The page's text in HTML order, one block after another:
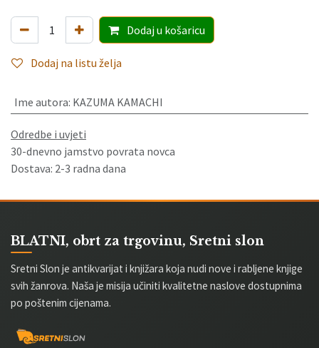
Dodaju košaricu
Dodaj na listu želja
Ime autora: KAZUMA KAMACHI
Odredbe i uvjeti
30-dnevno jamstvo povrata novca
Dostava: 2-3 radna dana
BLATNI, obrt za trgovinu, Sretni slon
Sretni Slon je antikvarijat i knjižara koja nudi nove i rabljene knjige
svih žanrova. Naša je misija učiniti kvalitetne naslove dostupnima
po poštenim cijenama.